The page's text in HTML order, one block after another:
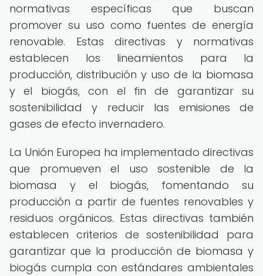
normativas específicas que buscan
promover su uso como fuentes de energía
renovable. Estas directivas y normativas
establecen los lineamientos para la
producción, distribución y uso de la biomasa
y el biogás, con el fin de garantizar su
sostenibilidad y reducir las emisiones de
gases de efecto invernadero.
La Unión Europea ha implementado directivas
que promueven el uso sostenible de la
biomasa y el biogás, fomentando su
producción a partir de fuentes renovables y
residuos orgánicos. Estas directivas también
establecen criterios de sostenibilidad para
garantizar que la producción de biomasa y
biogás cumpla con estándares ambientales